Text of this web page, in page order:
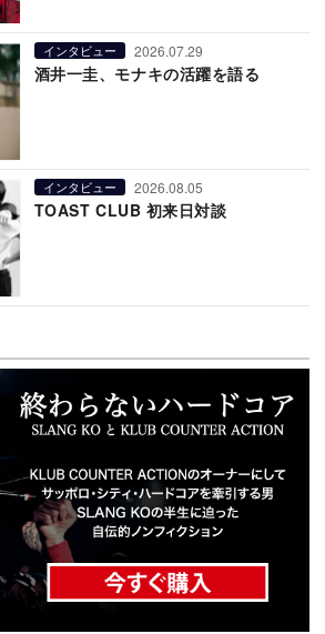
インタビュー 2026.07.29
酒井一圭、モナキの活躍を語る
インタビュー 2026.08.05
TOAST CLUB 初来日対談